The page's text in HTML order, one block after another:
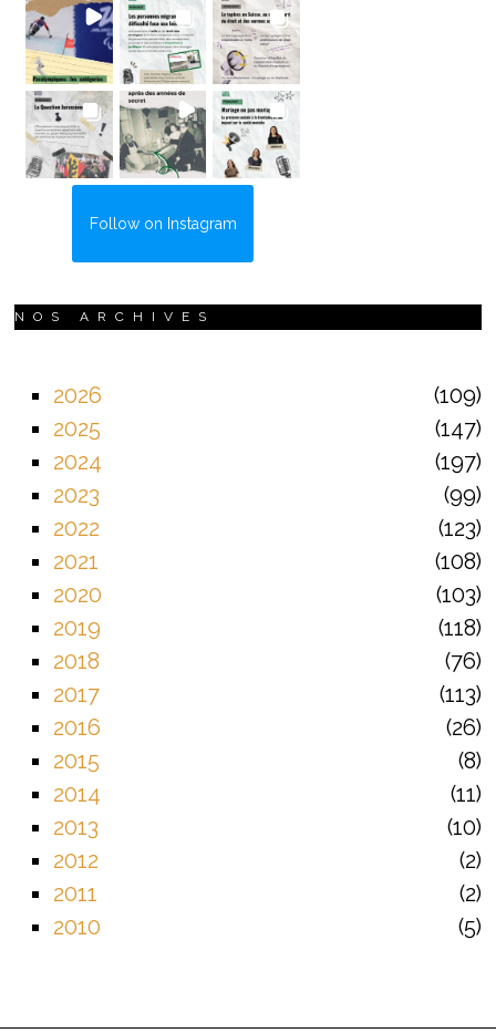
Follow on Instagram
NOS ARCHIVES
2026
109
2025
147
2024
197
2023
99
2022
123
2021
108
2020
103
2019
118
2018
76
2017
113
2016
26
2015
8
2014
11
2013
10
2012
2
2011
2
2010
5